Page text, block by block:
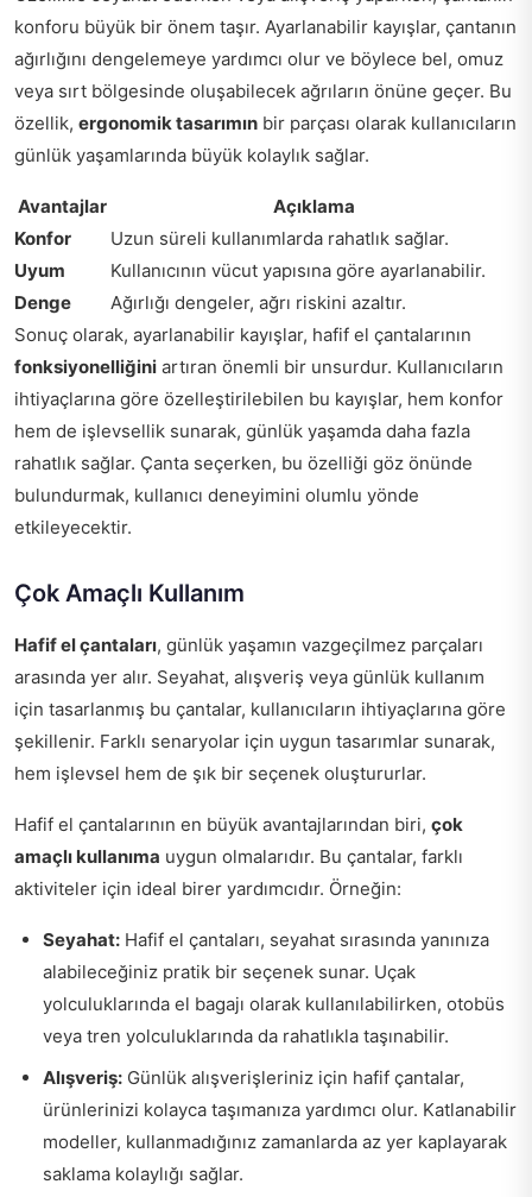
konforu büyük bir önem taşır. Ayarlanabilir kayışlar, çantanın
ağırlığını dengelemeye yardımcı olur ve böylece bel, omuz
veya sırt bölgesinde oluşabilecek ağrıların önüne geçer. Bu
özellik, ergonomik tasarımın bir parçası olarak kullanıcıların
günlük yaşamlarında büyük kolaylık sağlar.
Avantajlar
Açıklama
Konfor
Uzun süreli kullanımlarda rahatlık sağlar.
Uyum
Kullanıcının vücut yapısına göre ayarlanabilir.
Denge
Ağırlığı dengeler, ağrı riskini azaltır.
Sonuç olarak, ayarlanabilir kayışlar, hafif el çantalarının
fonksiyonelliğini artıran önemli bir unsurdur. Kullanıcıların
ihtiyaçlarına göre özelleştirilebilen bu kayışlar, hem konfor
hem de işlevsellik sunarak, günlük yaşamda daha fazla
rahatlık sağlar. Çanta seçerken, bu özelliği göz önünde
bulundurmak, kullanıcı deneyimini olumlu yönde
etkileyecektir.
Çok Amaçlı Kullanım
Hafif el çantaları, günlük yaşamın vazgeçilmez parçaları
arasında yer alır. Seyahat, alışveriş veya günlük kullanım
için tasarlanmış bu çantalar, kullanıcıların ihtiyaçlarına göre
şekillenir. Farklı senaryolar için uygun tasarımlar sunarak,
hem işlevsel hem de şık bir seçenek oluştururlar.
Hafif el çantalarının en büyük avantajlarından biri, çok
amaçlı kullanıma uygun olmalarıdır. Bu çantalar, farklı
aktiviteler için ideal birer yardımcıdır. Örneğin:
Seyahat: Hafif el çantaları, seyahat sırasında yanınıza
alabileceğiniz pratik bir seçenek sunar. Uçak
yolculuklarında el bagajı olarak kullanılabilirken, otobüs
veya tren yolculuklarında da rahatlıkla taşınabilir.
Alışveriş: Günlük alışverişleriniz için hafif çantalar,
ürünlerinizi kolayca taşımanıza yardımcı olur. Katlanabilir
modeller, kullanmadığınız zamanlarda az yer kaplayarak
saklama kolaylığı sağlar.